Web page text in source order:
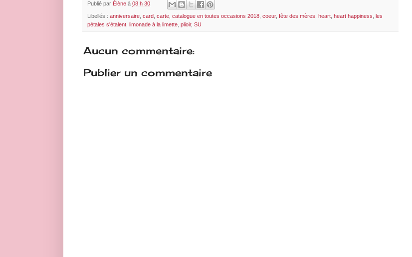
Publié par Élène à 08 h 30
Libellés : anniversaire card carte catalogue en toutes occasions 2018 coeur, fête des mères heart heart happiness les
pétales s'étalent limonade à la limette plioir, SU
Aucun commentaire:
Publier un commentaire